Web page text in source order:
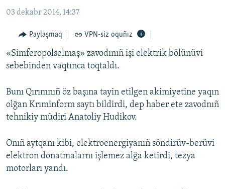
qaytmaq
qaytmaq
CEMİYET
MEDENİYET
İNSAN AQLARI
VİDEO
SÜRET
BLOGLAR
Русский
Українською
03 dekabr 2014, 14:37
Paylaşmaq VPN-siz oquñız
«Simferopolselmaş» zavodınıñ işi elektrik bölünüvi
sebebinden vaqtınca toqtaldı.
Bunı Qırımnıñ öz başına tayin etilgen akimiyetine yaqın
olğan Krıminform saytı bildirdi, dep haber ete zavodnıñ
tehnikiy müdiri Anatoliy Hudikov.
Onıñ aytqanı kibi, elektroenergiyanıñ söndirüv-berüvi
elektron donatmalarnı işlemez alğa ketirdi, tezya
motorları yandı.